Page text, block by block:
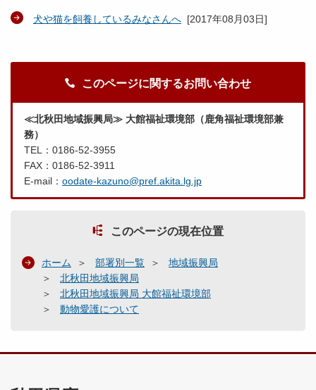
犬や猫を飼養しているみなさんへ [2017年08月03日]
このページに関するお問い合わせ
≪北秋田地域振興局≫ 大館福祉環境部（鹿角福祉環境部兼
務）
TEL：0186-52-3955
FAX：0186-52-3911
E-mail： oodate-kazuno@pref.akita.lg.jp
このページの現在位置
ホーム 部署別一覧
地域振興局
北秋田地域振興局
北秋田地域振興局 大館福祉環境部
動物愛護について